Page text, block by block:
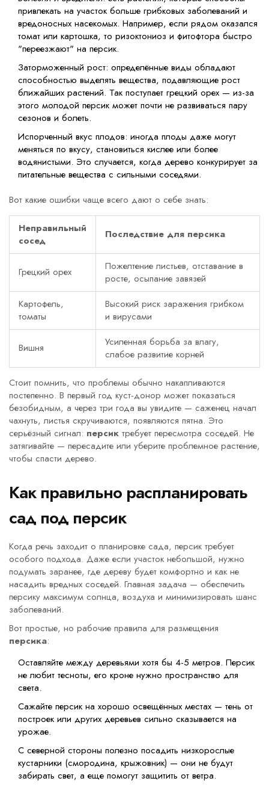
привлекать на участок больше грибковых заболеваний и
вредоносных насекомых. Например, если рядом оказался
томат или картошка, то ризоктониоз и фитофтора быстро
"переезжают" на персик.
Заторможенный рост: определённые виды обладают
способностью выделять вещества, подавляющие рост
ближайших растений. Так поступает грецкий орех — из-за
этого молодой персик может почти не развиваться пару
сезонов и болеть.
Испорченный вкус плодов: иногда плоды даже могут
меняться по вкусу, становиться кислее или более
водянистыми. Это случается, когда дерево конкурирует за
питательные вещества с сильными соседями.
Вот какие ошибки чаще всего дают о себе знать:
Неправильный
сосед
Последствие для персика
Грецкий орех
Пожелтение листьев, отставание в
росте, осыпание завязей
Картофель,
томаты
Высокий риск заражения грибком
и вирусами
Вишня
Усиленная борьба за влагу,
слабое развитие корней
Стоит помнить, что проблемы обычно накапливаются
постепенно. В первый год куст-донор может показаться
безобидным, а через три года вы увидите — саженец начал
чахнуть, листья скручиваются, появляются пятна. Это
серьёзный сигнал: персик требует пересмотра соседей. Не
затягивайте — пересадите или уберите проблемное растение,
чтобы спасти дерево.
Как правильно распланировать
сад под персик
Когда речь заходит о планировке сада, персик требует
особого подхода. Даже если участок небольшой, нужно
подумать заранее, где дереву будет комфортно и как не
насадить вредных соседей. Главная задача — обеспечить
персику максимум солнца, воздуха и минимизировать шанс
заболеваний.
Вот простые, но рабочие правила для размещения
персика:
Оставляйте между деревьями хотя бы 4-5 метров. Персик
не любит тесноты, его кроне нужно пространство для
света.
Сажайте персик на хорошо освещённых местах — тень от
построек или других деревьев сильно сказывается на
урожае.
С северной стороны полезно посадить низкорослые
кустарники (смородина, крыжовник) — они не будут
забирать свет, а еще помогут защитить от ветра.